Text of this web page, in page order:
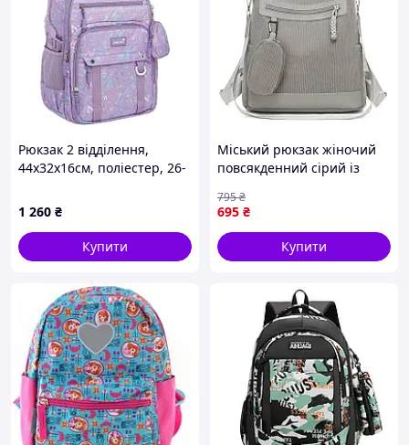
Рюкзак 2 відділення,
44x32x16см, поліестер, 26-
1 260 ₴
Купити
Міський рюкзак жіночий
повсякденний сірий із
прогулянок і роботи
695 ₴
795₴
Купити